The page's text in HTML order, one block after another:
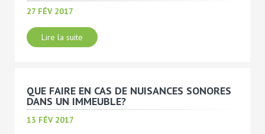
27 FÉV 2017
Lire la suite
QUE FAIRE EN CAS DE NUISANCES SONORES
DANS UN IMMEUBLE?
13 FÉV 2017